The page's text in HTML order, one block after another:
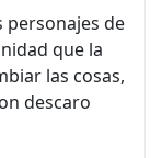
personajes de
que la
las cosas,
descaro